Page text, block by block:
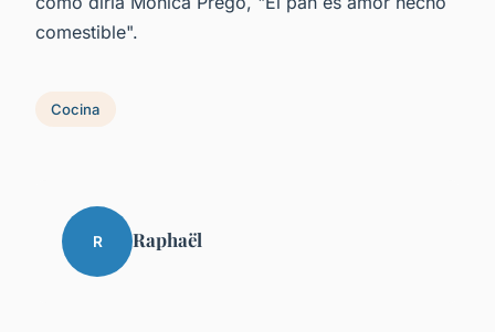
comestible".
Cocina
R Raphaël